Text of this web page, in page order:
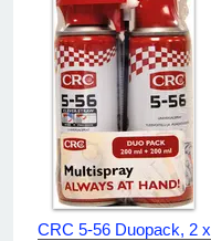
CRC 5-56 Duopack, 2 x